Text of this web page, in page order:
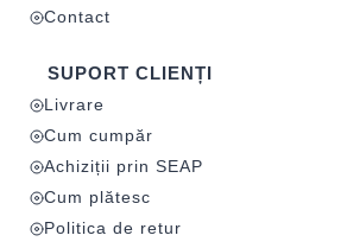
Contact
SUPORT CLIENȚI
Livrare
Cum cumpăr
Achiziții prin SEAP
Cum plătesc
Politica de retur